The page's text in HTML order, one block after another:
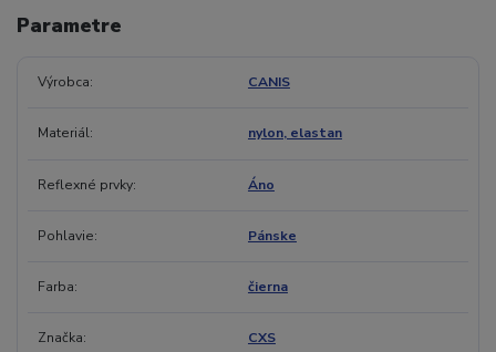
Parametre
Výrobca CANIS
Materiál nylon, elastan
Reflexné prvky Áno
Pohlavie Pánske
Farba čierna
Značka CXS